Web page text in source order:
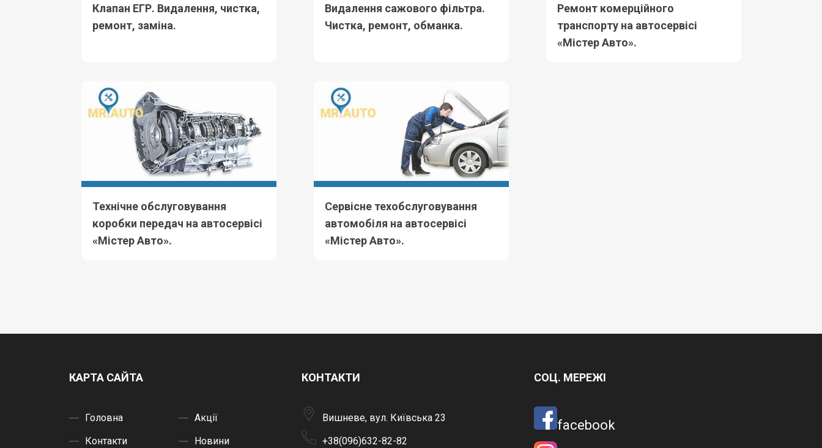
Клапан ЕГР. Видалення, чистка,
ремонт, заміна.
Видалення сажового фільтра.
Чистка, ремонт, обманка.
Ремонт комерційного
транспорту на автосервісі
«Містер Авто».
Технічне обслуговування
коробки передач на автосервісі
«Містер Авто».
Сервісне техобслуговування
автомобіля на автосервісі
«Містер Авто».
КАРТА САЙТА
Головна
Контакти
Акції
Новини
КОНТАКТИ
Вишневе, вул. Київська 23
+38(096)632-82-82
СОЦ. МЕРЕЖІ
facebook